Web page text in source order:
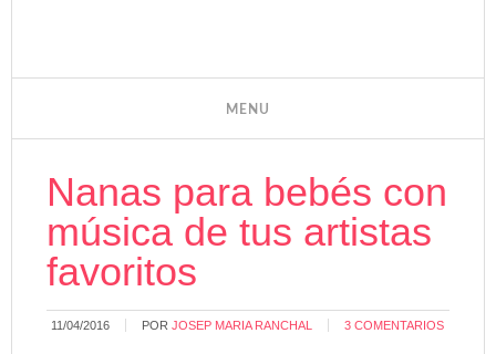
Nanas para bebés con
música de tus artistas
favoritos
11/04/2016 PORJOSEP MARIA RANCHAL 3 COMENTARIOS